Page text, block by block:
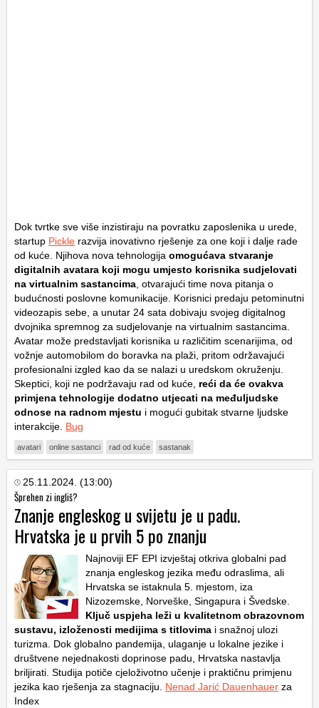
Dok tvrtke sve više inzistiraju na povratku zaposlenika u urede,
startup Pickle razvija inovativno rješenje za one koji i dalje rade
od kuće. Njihova nova tehnologija omogućava stvaranje
digitalnih avatara koji mogu umjesto korisnika sudjelovati
na virtualnim sastancima , otvarajući time nova pitanja o
budućnosti poslovne komunikacije. Korisnici predaju petominutni
videozapis sebe, a unutar 24 sata dobivaju svojeg digitalnog
dvojnika spremnog za sudjelovanje na virtualnim sastancima.
Avatar može predstavljati korisnika u različitim scenarijima, od
vožnje automobilom do boravka na plaži, pritom održavajući
profesionalni izgled kao da se nalazi u uredskom okruženju.
Skeptici, koji ne podržavaju rad od kuće, reći da će ovakva
primjena tehnologije dodatno utjecati na međuljudske
odnose na radnom mjestu i mogući gubitak stvarne ljudske
interakcije. Bug
avatari online sastanci rad od kuće sastanak
25.11.2024. (13:00)
Šprehen zi ingliš?
Znanje engleskog u svijetu je u padu.
Hrvatska je u prvih 5 po znanju
Najnoviji EF EPI izvještaj otkriva globalni pad
znanja engleskog jezika među odraslima, ali
Hrvatska se istaknula 5. mjestom, iza
Nizozemske, Norveške, Singapura i Švedske.
Ključ uspjeha leži u kvalitetnom obrazovnom
sustavu, izloženosti medijima s titlovima i snažnoj ulozi
turizma. Dok globalno pandemija, ulaganje u lokalne jezike i
društvene nejednakosti doprinose padu, Hrvatska nastavlja
briljirati. Studija potiče cjeloživotno učenje i praktičnu primjenu
jezika kao rješenja za stagnaciju. Nenad Jarić Dauenhauer za
Index